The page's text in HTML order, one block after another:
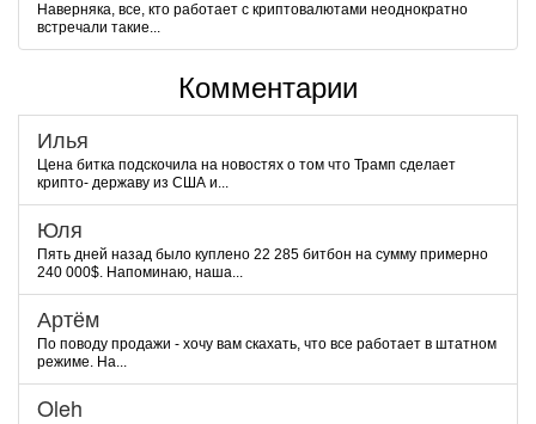
Наверняка, все, кто работает с криптовалютами неоднократно
встречали такие...
Комментарии
Илья
Цена битка подскочила на новостях о том что Трамп сделает
крипто- державу из США и...
Юля
Пять дней назад было куплено 22 285 битбон на сумму примерно
240 000$. Напоминаю, наша...
Артём
По поводу продажи - хочу вам скахать, что все работает в штатном
режиме. На...
Oleh